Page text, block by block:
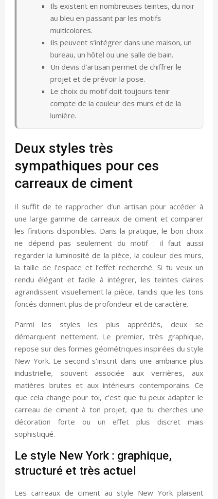
Ils existent en nombreuses teintes, du noir
au bleu en passant par les motifs
multicolores.
Ils peuvent s’intégrer dans une maison, un
bureau, un hôtel ou une salle de bain.
Un devis d’artisan permet de chiffrer le
projet et de prévoir la pose.
Le choix du motif doit toujours tenir
compte de la couleur des murs et de la
lumière.
Deux styles très
sympathiques pour ces
carreaux de ciment
Il suffit de te rapprocher d’un artisan pour accéder à
une large gamme de carreaux de ciment et comparer
les finitions disponibles. Dans la pratique, le bon choix
ne dépend pas seulement du motif : il faut aussi
regarder la luminosité de la pièce, la couleur des murs,
la taille de l’espace et l’effet recherché. Si tu veux un
rendu élégant et facile à intégrer, les teintes claires
agrandissent visuellement la pièce, tandis que les tons
foncés donnent plus de profondeur et de caractère.
Parmi les styles les plus appréciés, deux se
démarquent nettement. Le premier, très graphique,
repose sur des formes géométriques inspirées du style
New York. Le second s’inscrit dans une ambiance plus
industrielle, souvent associée aux verrières, aux
matières brutes et aux intérieurs contemporains. Ce
que cela change pour toi, c’est que tu peux adapter le
carreau de ciment à ton projet, que tu cherches une
décoration forte ou un effet plus discret mais
sophistiqué.
Le style New York : graphique,
structuré et très actuel
Les carreaux de ciment au style New York plaisent